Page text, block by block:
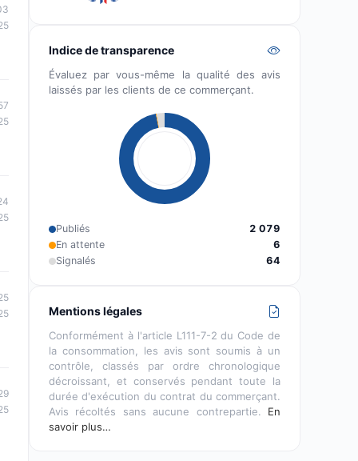
Indice de transparence
Évaluez par vous-même la qualité des avis
laissés par les clients de ce commerçant.
Publiés
2 079
En attente
6
Signalés
64
Mentions légales
Conformément à l'article L111-7-2 du Code de
la consommation, les avis sont soumis à un
contrôle, classés par ordre chronologique
décroissant, et conservés pendant toute la
durée d'exécution du contrat du commerçant.
Avis récoltés sans aucune contrepartie. En
savoir plus…